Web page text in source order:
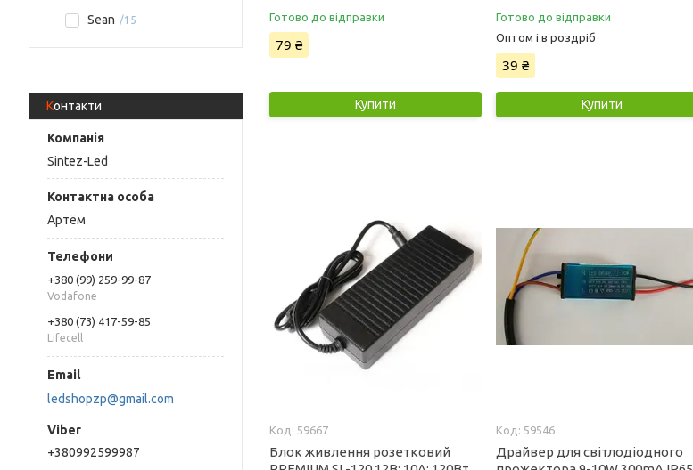
Sean 15
Контакти
Sintez-Led
Артём
+380 (99) 259-99-87
Vodafone
+380 (73) 417-59-85
Lifecell
ledshopzp@gmail.com
+380992599987
Готово до відправки
79 ₴
Купити
Готово до відправки
Оптом і в роздріб
39 ₴
Купити
59667
Блок живлення розетковий
59546
Драйвер для світлодіодного